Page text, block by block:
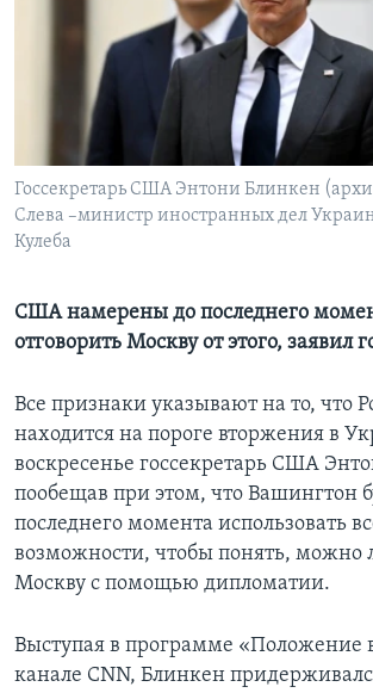
Learning English
СОЦИАЛЬНЫЕ СЕТИ
Языки
Госсекретарь США Энтони Блинкен
Слева –министр иностранных дел
Кулеба
США намерены до последнего
отговорить Москву от этого, заявил
Все признаки указывают на то, что
находится на пороге вторжения в
воскресенье госсекретарь США
пообещав при этом, что Вашингтон
последнего момента использовать
возможности, чтобы понять, можно
Москву с помощью дипломатии.
Выступая в программе «Положение
канале CNN, Блинкен